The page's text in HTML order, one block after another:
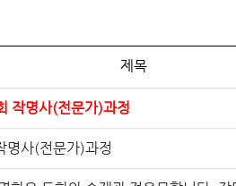
제목
작명사(전문가)과정
명사(전문가)과정